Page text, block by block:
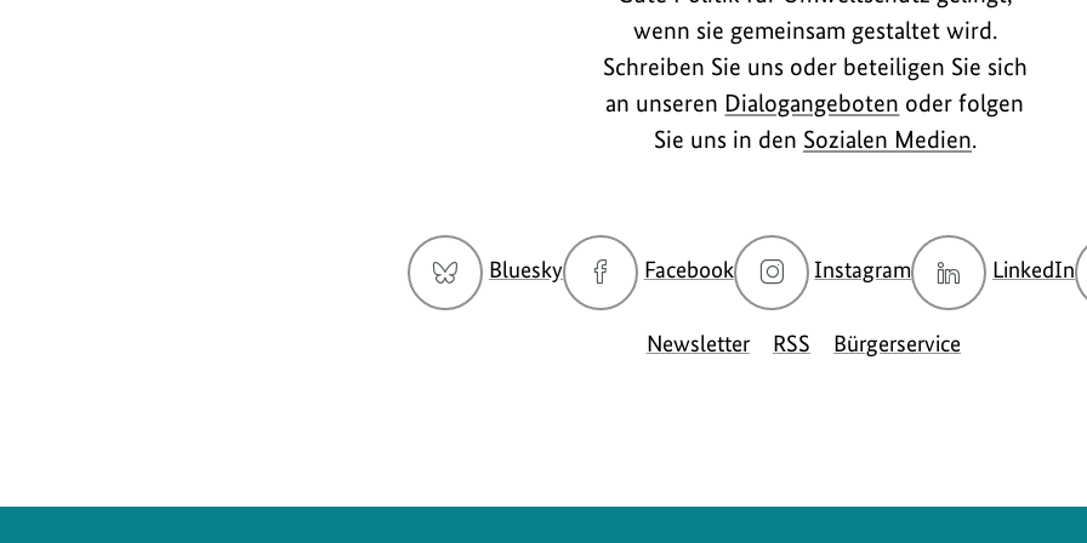
wenn sie gemeinsam gestaltet wird.
Schreiben Sie uns oder beteiligen Sie sich
an unseren Dialogangeboten oder folgen
Sie uns in den Sozialen Medien.
Bluesky
zur
Bluesky-
Seite
Facebook
zur
Facebook-
Seite
des
Instagram
zur
Instagram-
Seite
des
LinkedIn
Newsletter RSS Bürgerservice